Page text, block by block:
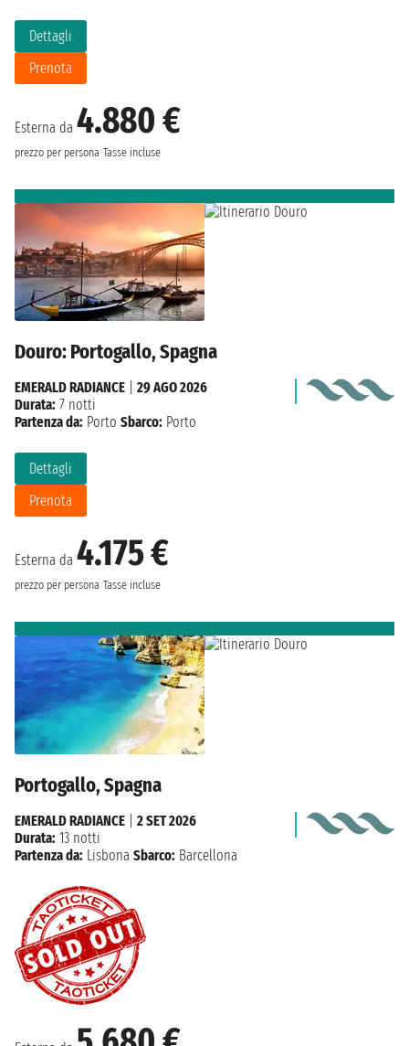
Esterna da 4.880 €
prezzo per persona Tasse incluse
Dettagli
Prenota
Douro: Portogallo, Spagna
Esterna da 4.175 €
prezzo per persona Tasse incluse
Dettagli
Prenota
EMERALD RADIANCE
29 AGO 2026
Durata: 7 notti
Partenza da: Porto Sbarco: Porto
Portogallo, Spagna
EMERALD RADIANCE
2 SET 2026
Durata: 13 notti
Partenza da: Lisbona Sbarco: Barcellona